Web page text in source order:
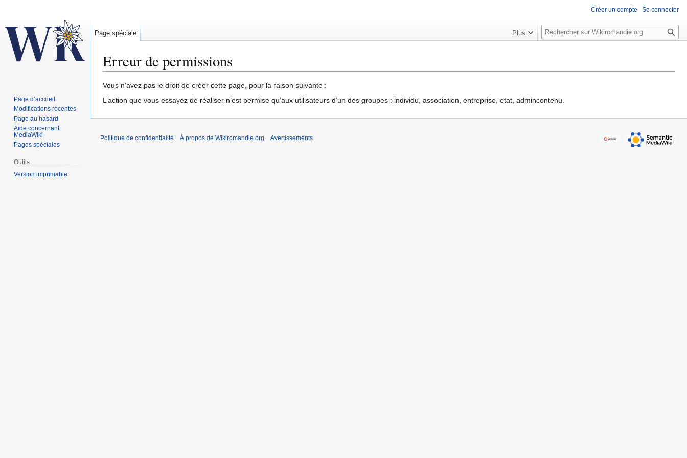
Erreur de permissions
Aller
à
navigation
Aller
à
recherche
Vous n’avez pas le droit de créer cette page, pour la raison suivante :
L’action que vous essayez de réaliser n’est permise qu’aux utilisateurs d’un des groupes : individu, association, entreprise, etat, admincontenu.
Créer un compte Se connecter
Page spéciale Plus
R
e
e
c
Page d’accueil
Modifications récentes
Page au hasard
Aide concernant
MediaWiki
Pages spéciales
Outils
Version imprimable
Politique de confidentialité À propos de Wikiromandie.org Avertissements